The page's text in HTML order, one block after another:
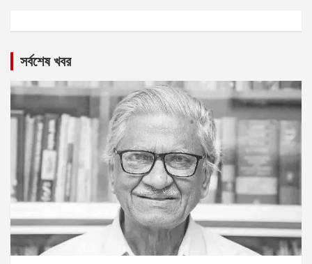
সর্বশেষ খবর